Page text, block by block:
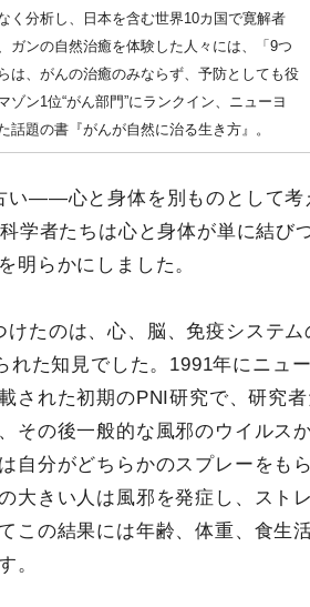
く分析し、日本を含む世界10カ国で寛解者
ガンの自然治癒を体験した人々には、「9つ
は、がんの治癒のみならず、予防としても役
ン1位“がん部門”にランクイン、ニューヨ
題の書『がんが自然に治る生き方』。
い――心と身体を別ものとして考
学者たちは心と身体が単に結び
明らかにしました。
たのは、心、脳、免疫システ
た知見でした。1991年にニュ
された初期のPNI研究で、研究
その後一般的な風邪のウイルス
自分がどちらかのスプレーをも
大きい人は風邪を発症し、スト
この結果には年齢、体重、食生
。